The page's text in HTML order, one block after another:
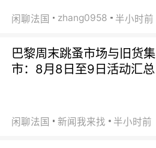
闲聊法国 zhang0958 半小时前
巴黎周末跳蚤市场与旧货集
市：8月8日至9日活动汇总
闲聊法国 新闻我来找 半小时前